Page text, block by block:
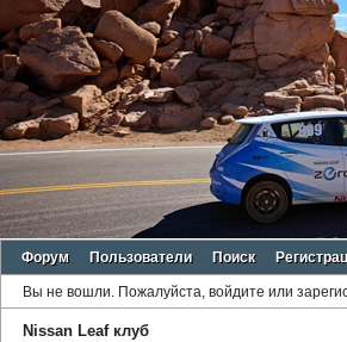
Форум Пользователи Поиск
Вы не вошли. Пожалуйста, войдите или
Nissan Leaf клуб